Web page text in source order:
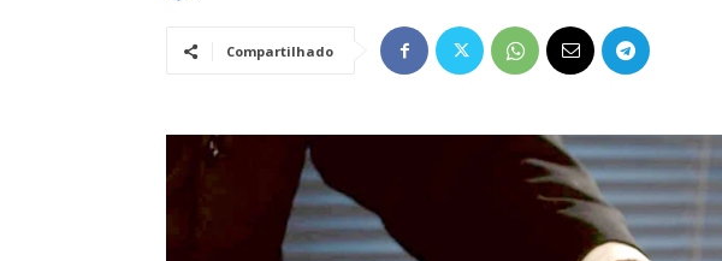
Compartilhado